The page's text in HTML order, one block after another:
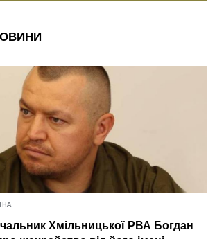
Хмільницької РВА Богдан